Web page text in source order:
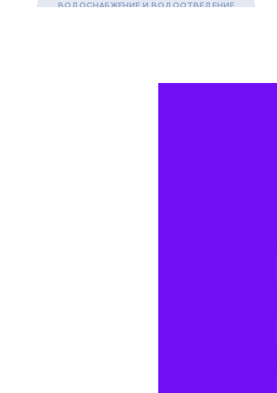
ВОДОСНАБЖЕНИЕ И ВОДООТВЕДЕНИЕ